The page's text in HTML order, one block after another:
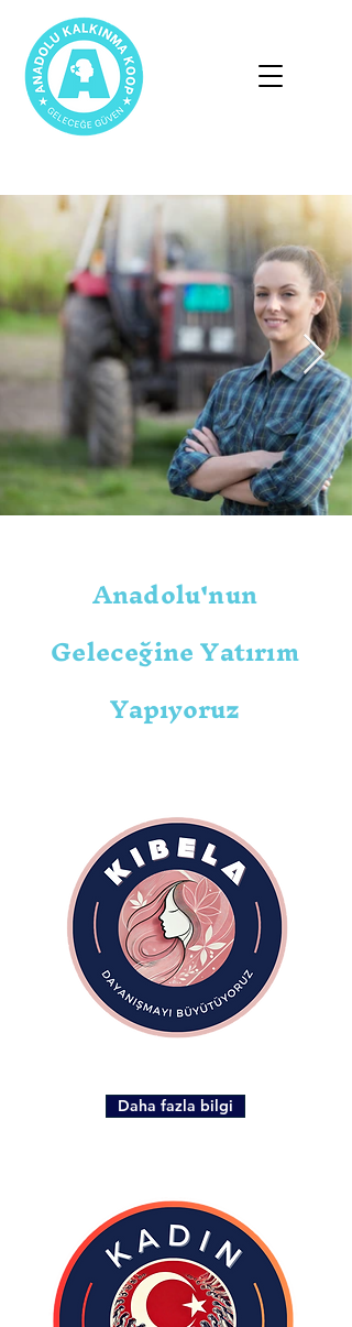
Anadolu'nun
Geleceğine Yatırım
Yapıyoruz
Daha fazla bilgi